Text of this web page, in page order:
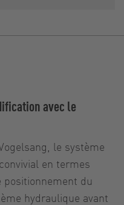
avec le
le système
en termes
du
hydraulique avant